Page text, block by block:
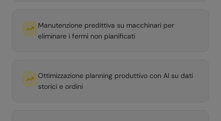
Manutenzione predittiva su macchinari per
eliminare i fermi non pianificati
Ottimizzazione planning produttivo con AI su dati
storici e ordini